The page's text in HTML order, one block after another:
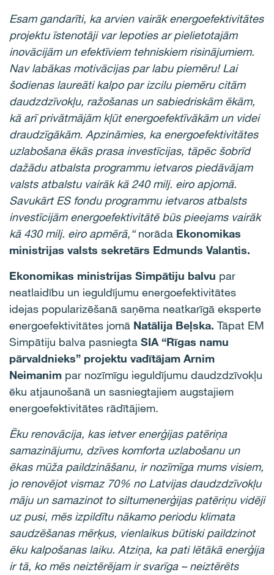
Esam gandarīti, ka arvien vairāk energoefektivitātes
projektu īstenotāji var lepoties ar pielietotajām
inovācijām un efektīviem tehniskiem risinājumiem.
Nav labākas motivācijas par labu piemēru! Lai
šodienas laureāti kalpo par izcilu piemēru citām
daudzdzīvokļu, ražošanas un sabiedriskām ēkām,
kā arī privātmājām kļūt energoefektīvākām un videi
draudzīgākām. Apzināmies, ka energoefektivitātes
uzlabošana ēkās prasa investīcijas, tāpēc šobrīd
dažādu atbalsta programmu ietvaros piedāvājam
valsts atbalstu vairāk kā 240 milj. eiro apjomā.
Savukārt ES fondu programmu ietvaros atbalsts
investīcijām energoefektivitātē būs pieejams vairāk
kā 430 milj. eiro apmērā,“ norāda Ekonomikas
ministrijas valsts sekretārs Edmunds Valantis.
Ekonomikas ministrijas Simpātiju balvu par
neatlaidību un ieguldījumu energoefektivitātes
idejas popularizēšanā saņēma neatkarīgā eksperte
energoefektivitātes jomā Natālija Beļska. Tāpat EM
Simpātiju balva pasniegta SIA “Rīgas namu
pārvaldnieks” projektu vadītājam Arnim
Neimanim par nozīmīgu ieguldījumu daudzdzīvokļu
ēku atjaunošanā un sasniegtajiem augstajiem
energoefektivitātes rādītājiem.
Ēku renovācija, kas ietver enerģijas patēriņa
samazinājumu, dzīves komforta uzlabošanu un
ēkas mūža paildzināšanu, ir nozīmīga mums visiem,
jo renovējot vismaz 70% no Latvijas daudzdzīvokļu
māju un samazinot to siltumenerģijas patēriņu vidēji
uz pusi, mēs izpildītu nākamo periodu klimata
saudzēšanas mērķus, vienlaikus būtiski paildzinot
ēku kalpošanas laiku. Atziņa, ka pati lētākā enerģija
ir tā, ko mēs neiztērējam ir svarīga – neiztērēts